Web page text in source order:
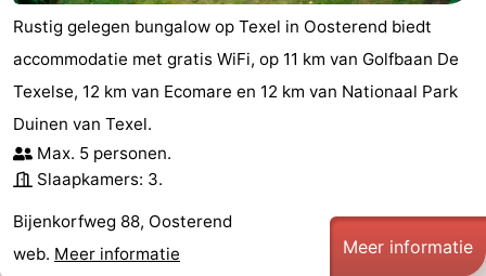
Rustig gelegen bungalow op Texel in Oosterend biedt
accommodatie met gratis WiFi, op 11 km van Golfbaan De
Texelse, 12 km van Ecomare en 12 km van Nationaal Park
Duinen van Texel.
Max. 5 personen.
Slaapkamers: 3.
Bijenkorfweg 88, Oosterend
web. Meer informatie Meer informatie